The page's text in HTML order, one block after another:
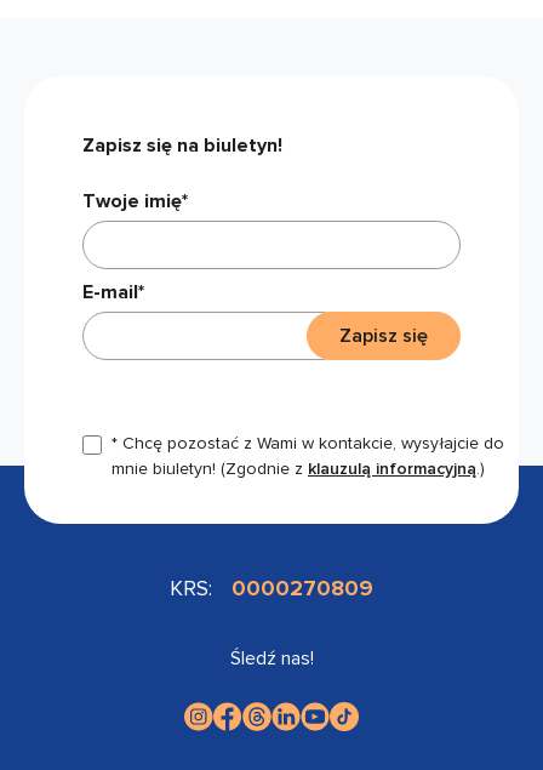
Zapisz się na biuletyn!
Twoje imię*
E-mail*
* Chcę pozostać z Wami w kontakcie, wysyłajcie do
mnie biuletyn! (Zgodnie z klauzulą informacyjną.)
Zapisz się
KRS: 0000270809
Śledź nas!